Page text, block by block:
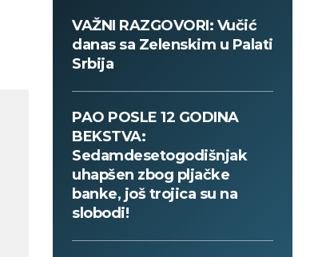
VAŽNI RAZGOVORI: Vučić
danas sa Zelenskim u Palati
Srbija
PAO POSLE 12 GODINA
BEKSTVA:
Sedamdesetogodišnjak
uhapšen zbog pljačke
banke, još trojica su na
slobodi!